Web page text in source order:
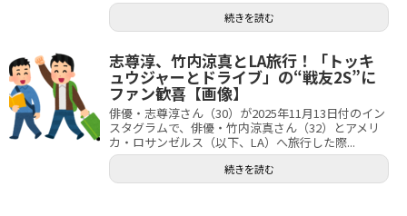
続きを読む
志尊淳、竹内涼真とLA旅行！「トッキ
ュウジャーとドライブ」の“戦友2S”に
ファン歓喜【画像】
俳優・志尊淳さん（30）が2025年11月13日付のイン
スタグラムで、俳優・竹内涼真さん（32）とアメリ
カ・ロサンゼルス（以下、LA）へ旅行した際...
続きを読む